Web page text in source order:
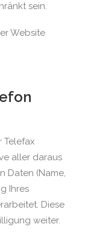
sein.
Website
Telefax
aller daraus
Daten (Name,
Ihres
Diese
weiter.